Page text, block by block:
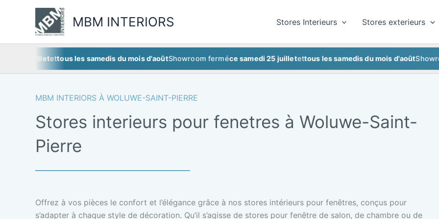
MBM INTERIORS Stores Interieurs Stores exterieurs
tous les samedis du mois d'aoûtShowroom ferméce samedi 25 juilletettous les samedis du mois d'aoûtShowroom
MBM INTERIORS À WOLUWE-SAINT-PIERRE
Stores interieurs pour fenetres à Woluwe-Saint-
Pierre
Offrez à vos pièces le confort et l’élégance grâce à nos stores intérieurs pour fenêtres, conçus pour
s’adapter à chaque style de décoration. Qu’il s’agisse de stores pour fenêtre de salon, de chambre ou de